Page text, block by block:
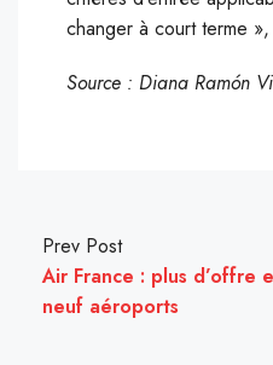
changer à court terme
Source : Diana Ramón
Prev Post
Air France : plus d’offre
neuf aéroports